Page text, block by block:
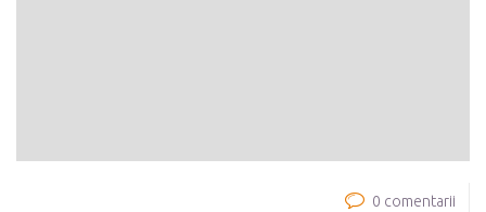
0 comentarii